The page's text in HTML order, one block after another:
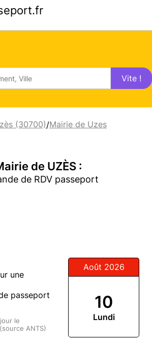
Vite !
(30700)/Mairie de Uzes
de UZÈS :
de RDV passeport
une
passeport
le
ANTS)
Août 2026
10
Lundi